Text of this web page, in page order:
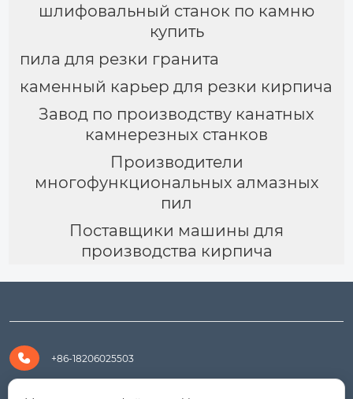
шлифовальный станок по камню
купить
пила для резки гранита
каменный карьер для резки кирпича
Завод по производству канатных
камнерезных станков
Производители
многофункциональных алмазных
пил
Поставщики машины для
производства кирпича
 +86-18206025503